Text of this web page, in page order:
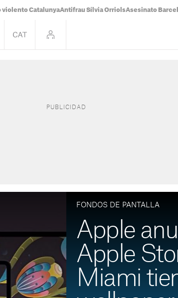
violento CatalunyaAntifrau Sílvia OrriolsAsesinato
FONDOS DE PANTALLA
Apple
Apple
Miami